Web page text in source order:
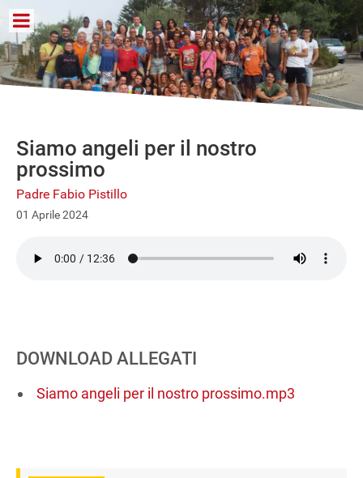
Siamo angeli per il nostro
prossimo
Padre Fabio Pistillo
01 Aprile 2024
DOWNLOAD ALLEGATI
Siamo angeli per il nostro prossimo.mp3